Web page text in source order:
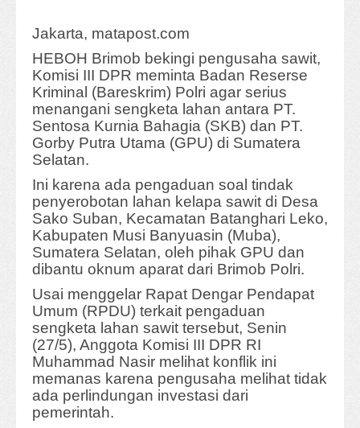
Jakarta, matapost.com
HEBOH Brimob bekingi pengusaha sawit,
Komisi III DPR meminta Badan Reserse
Kriminal (Bareskrim) Polri agar serius
menangani sengketa lahan antara PT.
Sentosa Kurnia Bahagia (SKB) dan PT.
Gorby Putra Utama (GPU) di Sumatera
Selatan.
Ini karena ada pengaduan soal tindak
penyerobotan lahan kelapa sawit di Desa
Sako Suban, Kecamatan Batanghari Leko,
Kabupaten Musi Banyuasin (Muba),
Sumatera Selatan, oleh pihak GPU dan
dibantu oknum aparat dari Brimob Polri.
Usai menggelar Rapat Dengar Pendapat
Umum (RPDU) terkait pengaduan
sengketa lahan sawit tersebut, Senin
(27/5), Anggota Komisi III DPR RI
Muhammad Nasir melihat konflik ini
memanas karena pengusaha melihat tidak
ada perlindungan investasi dari
pemerintah.